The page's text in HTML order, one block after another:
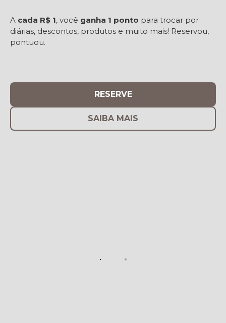
A cada R$ 1, você ganha 1 ponto para trocar por
diárias, descontos, produtos e muito mais! Reservou,
pontuou.
RESERVE
SAIBA MAIS